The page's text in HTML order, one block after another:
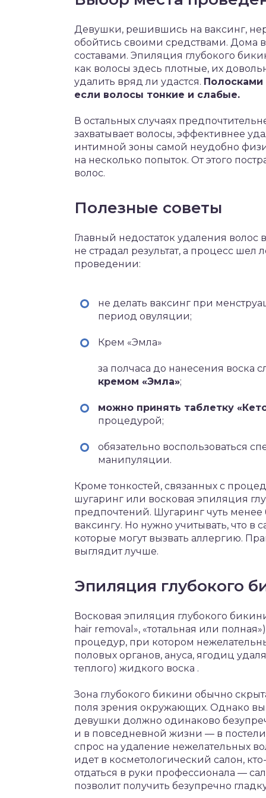
Девушки, решившись на ваксинг,
обойтись своими средствами.
составами. Эпиляция глубокого
как волосы здесь плотные, их
удалить вряд ли удастся.
если волосы тонкие и слабые.
В остальных случаях
захватывает волосы, эффективнее
интимной зоны самой неудобно
на несколько попыток. От этого
волос.
Полезные советы
Главный недостаток удаления
не страдал результат, а процесс шел
проведении:
не делать ваксинг при
период овуляции;
Крем «Эмла»
за полчаса до нанесения воска
кремом «Эмла»;
можно принять таблетку
процедурой;
обязательно воспользоваться
манипуляции.
Кроме тонкостей, связанных с
шугаринг или восковая эпиляция
предпочтений. Шугаринг чуть менее
ваксингу. Но нужно учитывать, что
которые могут вызвать аллергию.
выглядит лучше.
Эпиляция глубокого
Восковая эпиляция глубокого
hair removal», «тотальная или
процедур, при котором
половых органов, ануса, ягодиц
теплого) жидкого воска .
Зона глубокого бикини обычно
поля зрения окружающих. Однако
девушки должно одинаково
и в повседневной жизни — в
спрос на удаление нежелательных
идет в косметологический салон,
отдаться в руки профессионала —
позволит получить безупречно